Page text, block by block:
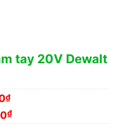
tay 20V Dewalt
₫
₫